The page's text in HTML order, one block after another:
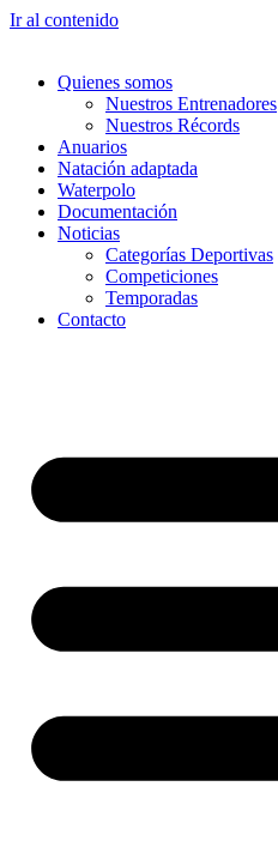
Ir al contenido
Quienes somos
Nuestros Entrenadores
Nuestros Récords
Anuarios
Natación adaptada
Waterpolo
Documentación
Noticias
Categorías Deportivas
Competiciones
Temporadas
Contacto